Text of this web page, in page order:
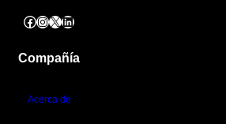
Facebook InstagramX LinkedIn
Compañía
Acerca de